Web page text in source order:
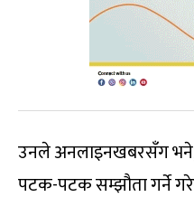
उनले अनलाइनखबरसँग
पटक-पटक सम्झौता गर्ने